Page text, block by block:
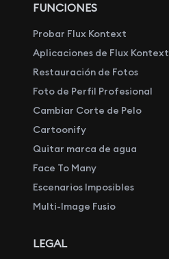
FUNCIONES
Probar Flux Kontext
Aplicaciones de Flux Kontext
Restauración de Fotos
Foto de Perfil Profesional
Cambiar Corte de Pelo
Cartoonify
Quitar marca de agua
Face To Many
Escenarios Imposibles
Multi-Image Fusio
LEGAL